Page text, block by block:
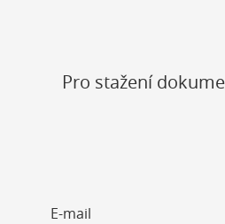
Pro stažení
E-mail